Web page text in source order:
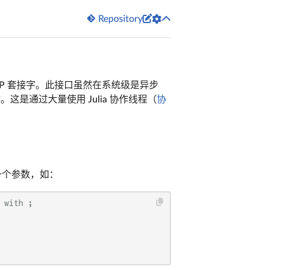
 Repository
套接字。此接口虽然在系统级是异步
这是通过大量使用 Julia 协作线程（协
参数，如：
with ;